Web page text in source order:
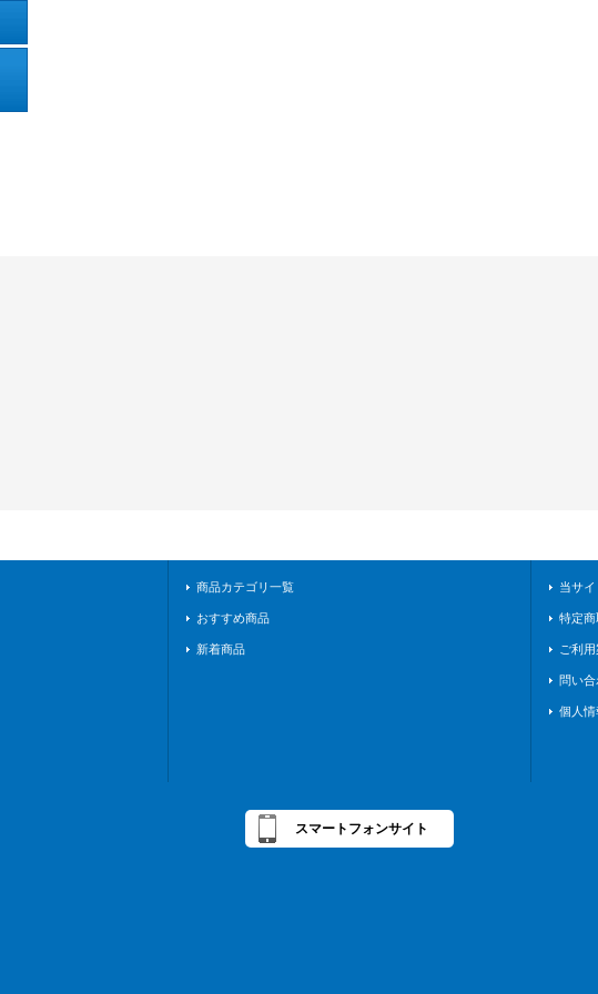
商品カテゴリ一覧
おすすめ商品
新着商品
当サ
特定
ご利
問い合
個人
スマートフォンサイト